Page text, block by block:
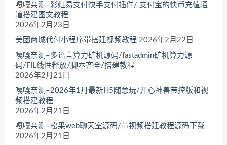
嘎嘎亲测–彩虹易支付快手支付插件/ 支付宝的快币充值通
道搭建图文教程
2026年2月23日
美团商城代付小程序带搭建视频教程 2026年2月22日
嘎嘎亲测–多语言算力矿机源码/fastadmin矿机算力源
码/FIL线性释放/脚本齐全/搭建教程
2026年2月21日
嘎嘎亲测–2026年1月最新H5随意玩/开心神兽带控版和视
频搭建教程
2026年2月21日
嘎嘎亲测–松果web聊天室源码/带视频搭建教程源码下载
2026年2月21日